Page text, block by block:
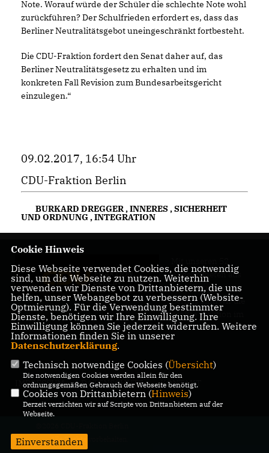
Note. Worauf würde der Schüler die schlechte Note wohl
zurückführen? Der Schulfrieden erfordert es, dass das
Berliner Neutralitätsgebot uneingeschränkt fortbesteht.
Die CDU-Fraktion fordert den Senat daher auf, das
Berliner Neutralitätsgesetz zu erhalten und im
konkreten Fall Revision zum Bundesarbeitsgericht
einzulegen.“
09.02.2017, 16:54 Uhr
CDU-Fraktion Berlin
BURKARD DREGGER,INNERES ,SICHERHEIT
UND ORDNUNG,INTEGRATION
Abgeordneten aus
allen Bezirken
Berlins sind wir die
größte Fraktion im
Berliner Abgeordnetenhaus.
IMPRESSUM DATENSCHUTZ KONTAKT
Alle Rechte vorbehalten.
Cookie Hinweis
Diese Webseite verwendet Cookies, die notwendig
sind, um die Webseite zu nutzen. Weiterhin
verwenden wir Dienste von Drittanbietern, die uns
helfen, unser Webangebot zu verbessern (Website-
Optmierung). Für die Verwendung bestimmter
Dienste, benötigen wir Ihre Einwilligung. Ihre
Einwilligung können Sie jederzeit widerrufen. Weitere
Informationen finden Sie in unserer
Datenschutzerklärung.
Technisch notwendige Cookies (Übersicht)
Die notwendigen Cookies werden allein für den
ordnungsgemäßen Gebrauch der Webseite benötigt.
Cookies von Drittanbietern (Hinweis)
Derzeit verzichten wir auf Scripte von Drittanbietern auf der
Webseite.
Einverstanden